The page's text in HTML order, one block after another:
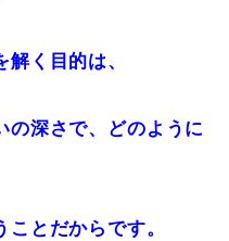
く目的は、
の深さで、どのように
とだからです。